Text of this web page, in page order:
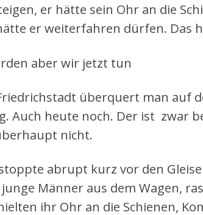
er hätte sein Ohr an die
er weiterfahren dürfen. Das
aber wir jetzt tun
überquert man auf
Auch heute noch. Der ist zwar
nicht.
abrupt kurz vor den
Männer aus dem Wagen,
ihr Ohr an die Schienen,